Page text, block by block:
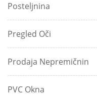
Posteljnina
Pregled Oči
Prodaja Nepremičnin
PVC Okna